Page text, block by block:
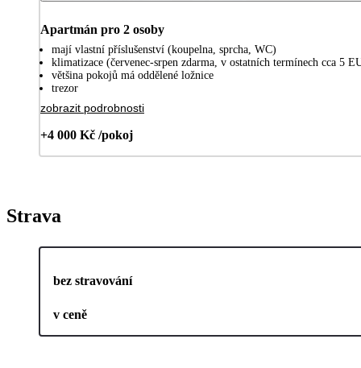
Apartmán pro 2 osoby
mají vlastní příslušenství (koupelna, sprcha, WC)
klimatizace (červenec-srpen zdarma, v ostatních termínech cca 5
většina pokojů má oddělené ložnice
trezor
zobrazit podrobnosti
+4 000 Kč /pokoj
Strava
bez stravování
v ceně